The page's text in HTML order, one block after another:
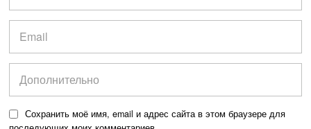
Сохранить моё имя, email и адрес сайта в этом браузере для